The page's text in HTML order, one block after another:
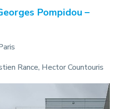
Pompidou –
Rance, Hector Countouris